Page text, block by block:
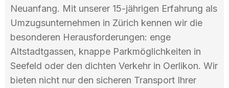
Neuanfang. Mit unserer 15-jährigen Erfahrung als
Umzugsunternehmen in Zürich kennen wir die
besonderen Herausforderungen: enge
Altstadtgassen, knappe Parkmöglichkeiten in
Seefeld oder den dichten Verkehr in Oerlikon. Wir
bieten nicht nur den sicheren Transport Ihrer